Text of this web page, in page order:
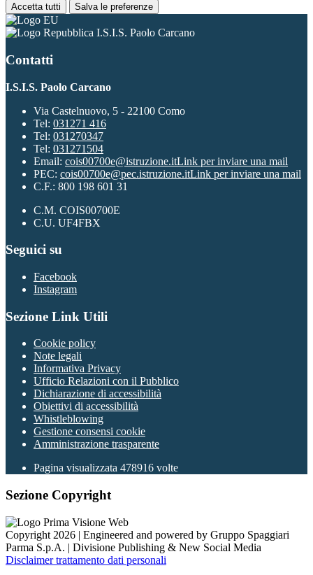
Accetta tutti Salva le preferenze
I.S.I.S. Paolo Carcano
Contatti
I.S.I.S. Paolo Carcano
Via Castelnuovo, 5 - 22100 Como
Tel: 031271 416
Tel: 031270347
Tel: 031271504
Email: cois00700e@istruzione.itLink per inviare una mail
PEC: cois00700e@pec.istruzione.itLink per inviare una mail
C.F.: 800 198 601 31
C.M. COIS00700E
C.U. UF4FBX
Seguici su
Facebook
Instagram
Sezione Link Utili
Cookie policy
Note legali
Informativa Privacy
Ufficio Relazioni con il Pubblico
Dichiarazione di accessibilità
Obiettivi di accessibilità
Whistleblowing
Gestione consensi cookie
Amministrazione trasparente
Pagina visualizzata 478916 volte
Sezione Copyright
Copyright 2026 | Engineered and powered by Gruppo Spaggiari
Parma S.p.A. | Divisione Publishing & New Social Media
Disclaimer trattamento dati personali